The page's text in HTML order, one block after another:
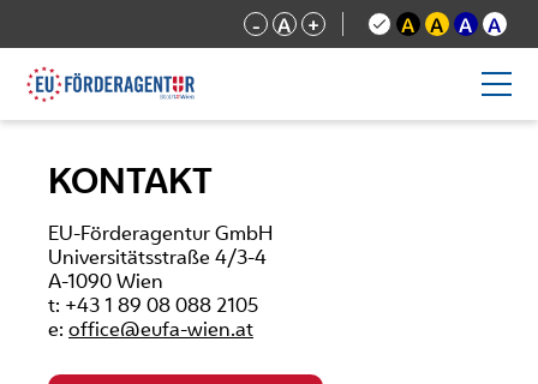
- A + A A A A
KONTAKT
EU-Förderagentur GmbH
Universitätsstraße 4/3-4
A-1090 Wien
t: +43 1 89 08 088 2105
e: office@eufa-wien.at